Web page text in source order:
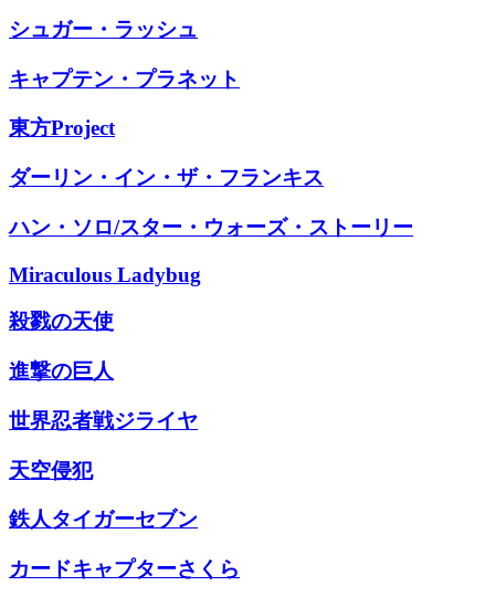
シュガー・ラッシュ
キャプテン・プラネット
東方Project
ダーリン・イン・ザ・フランキス
ハン・ソロ/スター・ウォーズ・ストーリー
Miraculous Ladybug
殺戮の天使
進撃の巨人
世界忍者戦ジライヤ
天空侵犯
鉄人タイガーセブン
カードキャプターさくら